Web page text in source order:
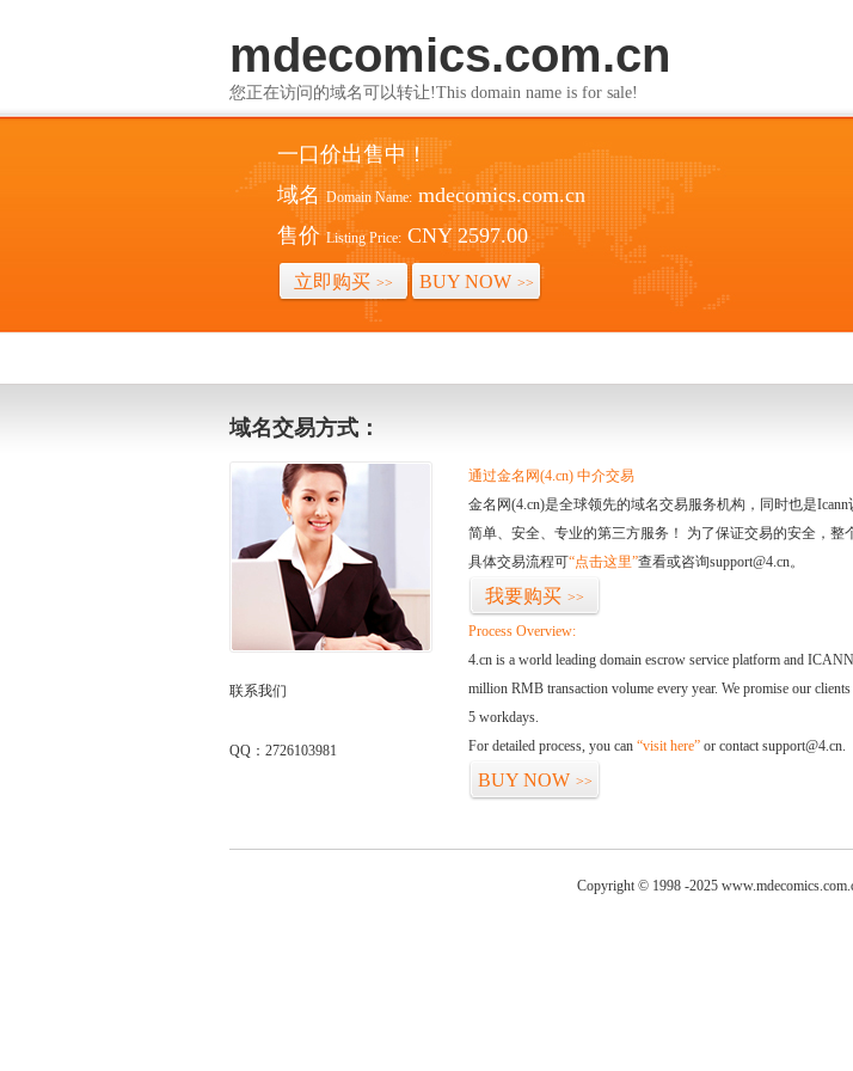
mdecomics.com.cn
您正在访问的域名可以转让!This domain name is for sale!
一口价出售中！
域名 Domain Name: mdecomics.com.cn
售价 Listing Price: CNY 2597.00
立即购买 >> BUY NOW >>
域名交易方式：
联系我们
QQ：2726103981
通过金名网(4.cn) 中介交易
金名网(4.cn)是全球领先的域名交易服务机构，同时也是
简单、安全、专业的第三方服务！ 为了保证交易的安全，整
具体交易流程可“点击这里”查看或咨询support@4.cn。
我要购买 >>
Process Overview:
4.cn is a world leading domain escrow service platform and
million RMB transaction volume every year. We promise our
5 workdays.
For detailed process, you can “visit here” or contact support@4.cn.
BUY NOW >>
Copyright © 1998 -2025